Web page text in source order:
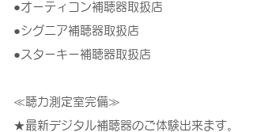
●オーティコン補聴器取扱店
●シグニア補聴器取扱店
●スターキー補聴器取扱店
≪聴力測定室完備≫
★最新デジタル補聴器のご体験出来ます。